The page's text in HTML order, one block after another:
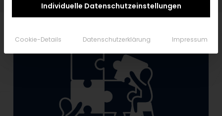
Individuelle Datenschutzeinstellungen
Cookie-Details Datenschutzerklärung Impressum